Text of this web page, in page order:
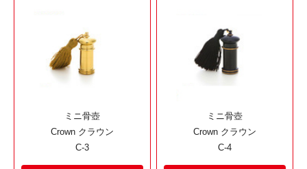
ミニ骨壺
Crown クラウン
C-3
ミニ骨壺
Crown クラウン
C-4